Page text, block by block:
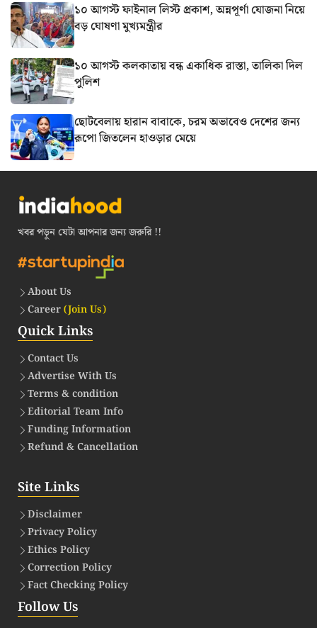
১০ আগস্ট ফাইনাল লিস্ট প্রকাশ, অন্নপূর্ণা যোজনা নিয়ে
বড় ঘোষণা মুখ্যমন্ত্রীর
১০ আগস্ট কলকাতায় বন্ধ একাধিক রাস্তা, তালিকা দিল
পুলিশ
ছোটবেলায় হারান বাবাকে, চরম অভাবেও দেশের জন্য
রূপো জিতলেন হাওড়ার মেয়ে
খবর পড়ুন যেটা আপনার জন্য জরুরি !!
About Us
Career(Join Us)
Quick Links
Contact Us
Advertise With Us
Terms & condition
Editorial Team Info
Funding Information
Refund & Cancellation
Site Links
Disclaimer
Privacy Policy
Ethics Policy
Correction Policy
Fact Checking Policy
Follow Us